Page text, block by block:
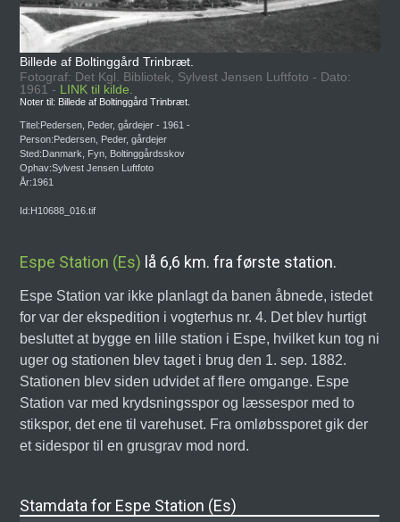
Billede af Boltinggård Trinbræt.
Fotograf: Det Kgl. Bibliotek, Sylvest Jensen Luftfoto - Dato:
1961 - LINK til kilde.
Noter til: Billede af Boltinggård Trinbræt.
Titel:Pedersen, Peder, gårdejer - 1961 -
Person:Pedersen, Peder, gårdejer
Sted:Danmark, Fyn, Boltinggårdsskov
Ophav:Sylvest Jensen Luftfoto
År:1961
Id:H10688_016.tif
Espe Station (Es) lå 6,6 km. fra første station.
Espe Station var ikke planlagt da banen åbnede, istedet
for var der ekspedition i vogterhus nr. 4. Det blev hurtigt
besluttet at bygge en lille station i Espe, hvilket kun tog ni
uger og stationen blev taget i brug den 1. sep. 1882.
Stationen blev siden udvidet af flere omgange. Espe
Station var med krydsningsspor og læssespor med to
stikspor, det ene til varehuset. Fra omløbssporet gik der
et sidespor til en grusgrav mod nord.
Stamdata for Espe Station (Es)